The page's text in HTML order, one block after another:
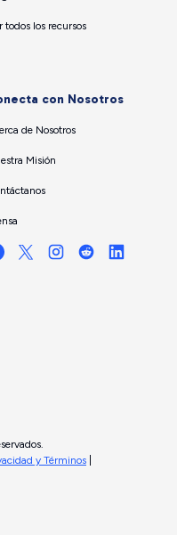
todos los recursos
con Nosotros
de Nosotros
Misión
y Términos